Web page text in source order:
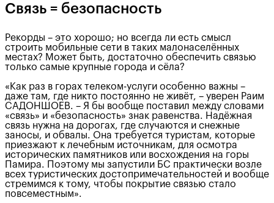
Связь = безопасность
Рекорды – это хорошо; но всегда ли есть смысл
строить мобильные сети в таких малонаселённых
местах? Может быть, достаточно обеспечить связью
только самые крупные города и сёла?
«Как раз в горах телеком-услуги особенно важны –
даже там, где никто постоянно не живёт, – уверен Раим
САДОНШОЕВ. – Я бы вообще поставил между словами
«связь» и «безопасность» знак равенства. Надёжная
связь нужна на дорогах, где случаются и снежные
заносы, и обвалы. Она требуется туристам, которые
приезжают к лечебным источникам, для осмотра
исторических памятников или восхождения на горы
Памира. Поэтому мы запустили БС практически возле
всех туристических достопримечательностей и вообще
стремимся к тому, чтобы покрытие связью стало
повсеместным».